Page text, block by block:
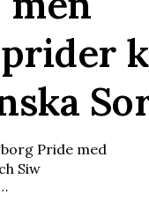
Pride med
Siw